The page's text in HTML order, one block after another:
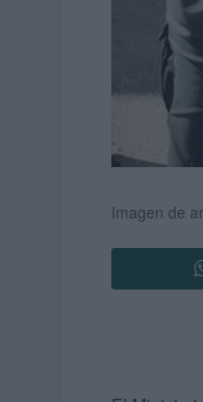
Imagen de